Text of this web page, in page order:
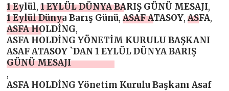
1 Eylül,1 EYLÜL DÜNYA BARIŞ GÜNÜ MESAJI,
1 Eylül Dünya Barış Günü,ASAF ATASOY,ASFA,
ASFA HOLDİNG,
ASFA HOLDİNG YÖNETİM KURULU BAŞKANI
ASAF ATASOY `DAN 1 EYLÜL DÜNYA BARIŞ
GÜNÜ MESAJI
,
ASFA HOLDİNG Yönetim Kurulu Başkanı Asaf